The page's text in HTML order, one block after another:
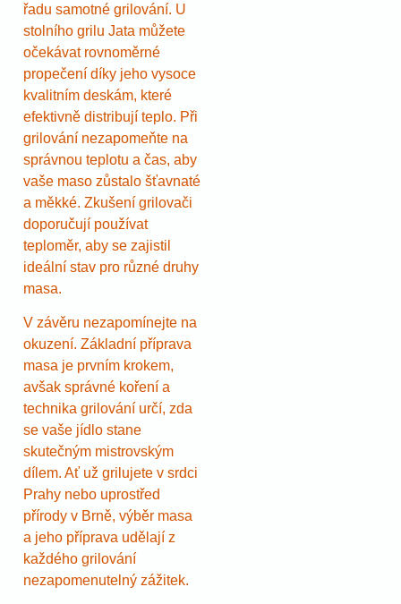
řadu samotné grilování. U
stolního grilu Jata můžete
očekávat rovnoměrné
propečení díky jeho vysoce
kvalitním deskám, které
efektivně distribují teplo. Při
grilování nezapomeňte na
správnou teplotu a čas, aby
vaše maso zůstalo šťavnaté
a měkké. Zkušení grilovači
doporučují používat
teploměr, aby se zajistil
ideální stav pro různé druhy
masa.
V závěru nezapomínejte na
okuzení. Základní příprava
masa je prvním krokem,
avšak správné koření a
technika grilování určí, zda
se vaše jídlo stane
skutečným mistrovským
dílem. Ať už grilujete v srdci
Prahy nebo uprostřed
přírody v Brně, výběr masa
a jeho příprava udělají z
každého grilování
nezapomenutelný zážitek.